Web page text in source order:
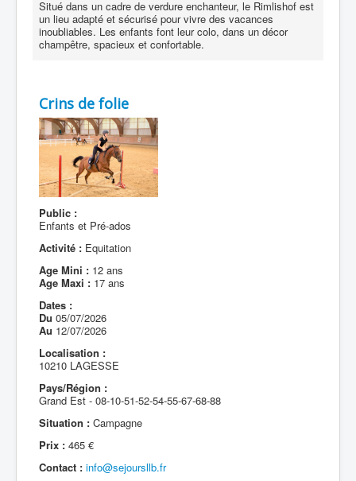
Situé dans un cadre de verdure enchanteur, le Rimlishof est
un lieu adapté et sécurisé pour vivre des vacances
inoubliables. Les enfants font leur colo, dans un décor
champêtre, spacieux et confortable.
Crins de folie
Public :
Enfants et Pré-ados
Activité : Equitation
Age Mini : 12 ans
Age Maxi : 17 ans
Dates :
Du 05/07/2026
Au 12/07/2026
Localisation :
10210 LAGESSE
Pays/Région :
Grand Est - 08-10-51-52-54-55-67-68-88
Situation : Campagne
Prix : 465 €
Contact : info@sejoursllb.fr